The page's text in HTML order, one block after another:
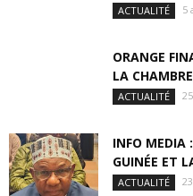
ACTUALITÉ 5
ORANGE
LA
ACTUALITÉ
INFO MEDIA
GUINÉE ET
ACTUALITÉ